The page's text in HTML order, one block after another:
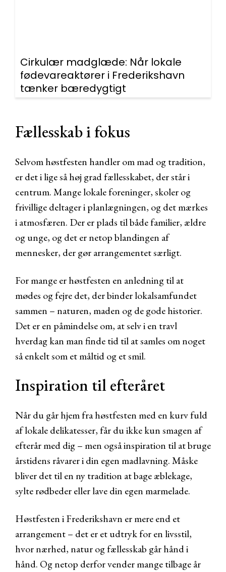
Cirkulær madglæde: Når lokale
fødevareaktører i Frederikshavn
tænker bæredygtigt
Fællesskab i fokus
Selvom høstfesten handler om mad og tradition,
er det i lige så høj grad fællesskabet, der står i
centrum. Mange lokale foreninger, skoler og
frivillige deltager i planlægningen, og det mærkes
i atmosfæren. Der er plads til både familier, ældre
og unge, og det er netop blandingen af
mennesker, der gør arrangementet særligt.
For mange er høstfesten en anledning til at
mødes og fejre det, der binder lokalsamfundet
sammen – naturen, maden og de gode historier.
Det er en påmindelse om, at selv i en travl
hverdag kan man finde tid til at samles om noget
så enkelt som et måltid og et smil.
Inspiration til efteråret
Når du går hjem fra høstfesten med en kurv fuld
af lokale delikatesser, får du ikke kun smagen af
efterår med dig – men også inspiration til at bruge
årstidens råvarer i din egen madlavning. Måske
bliver det til en ny tradition at bage æblekage,
sylte rødbeder eller lave din egen marmelade.
Høstfesten i Frederikshavn er mere end et
arrangement – det er et udtryk for en livsstil,
hvor nærhed, natur og fællesskab går hånd i
hånd. Og netop derfor vender mange tilbage år